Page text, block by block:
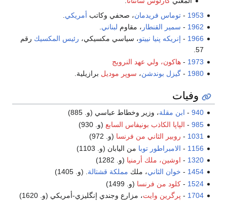
1953
-توماس فريدمان، صحفي وكاتب أمريكي
1962
- سمير القنطار ، مقاوم لبناني
1966
- إنريكه پنيا نييتو، سياسي مكسيكي، رئيس المكسيك رقم
57.
1973
-هاكون، ولي عهد النرويج
1980
-گيزل بوندشن، سوپر موديل برازيلية.
وفيات
940
- ابن مقلة، وزير وخطاط عباسي (و. 885)
985
- الپاپا الكاذب بونيفاس السابع (و. 930)
1031
- روبير الثاني من فرنسا (و. 972)
1156
- الامبراطور توبا من اليابان (و. 1103)
1320
- اوشين، ملك أرمنيا (و. 1282)
1454
- خوان الثاني، ملك مملكة قشتالة. (و. 1405)
1524
-كلود من فرنسا (و. 1499)
1704
- پرگرين وايت، مزارع وجندي إنگليزي-أمريكي (و. 1620)